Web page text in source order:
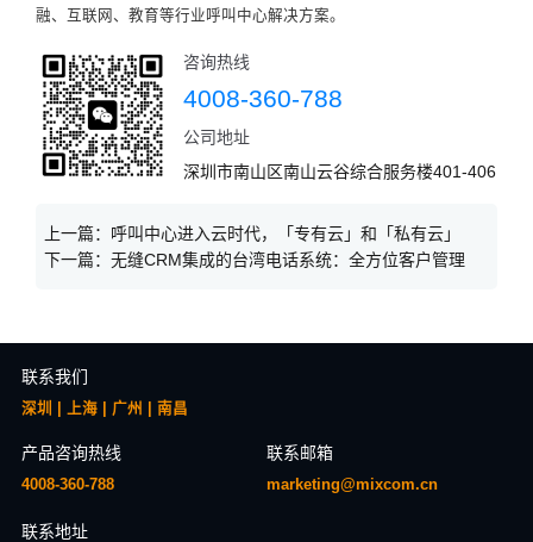
融、互联网、教育等行业呼叫中心解决方案。
咨询热线
4008-360-788
公司地址
深圳市南山区南山云谷综合服务楼401-406
上一篇： 呼叫中心进入云时代，「专有云」和「私有云」
下一篇： 无缝CRM集成的台湾电话系统：全方位客户管理
联系我们
深圳 | 上海 | 广州 | 南昌
产品咨询热线
4008-360-788
联系邮箱
marketing@mixcom.cn
联系地址